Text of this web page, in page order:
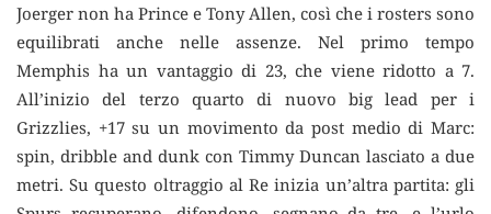
Joerger non ha Prince e Tony Allen, così che i rosters sono
equilibrati anche nelle assenze. Nel primo tempo
Memphis ha un vantaggio di 23, che viene ridotto a 7.
All’inizio del terzo quarto di nuovo big lead per i
Grizzlies, +17 su un movimento da post medio di Marc:
spin, dribble and dunk con Timmy Duncan lasciato a due
metri. Su questo oltraggio al Re inizia un’altra partita: gli